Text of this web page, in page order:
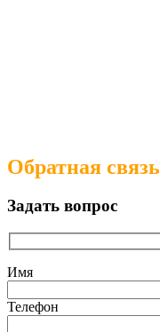
Обратная связь
Задать вопрос
Имя
Телефон